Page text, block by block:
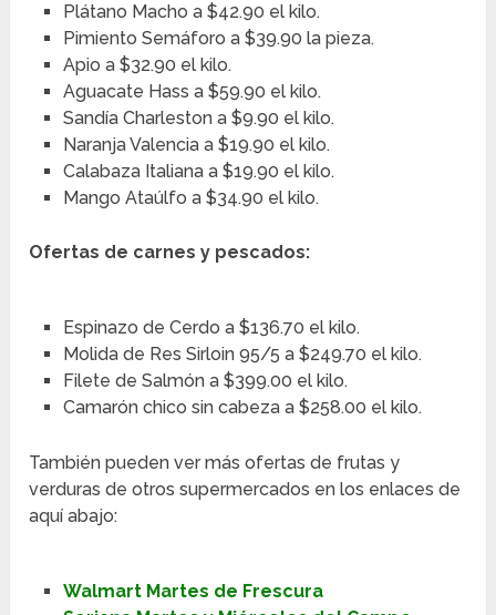
Plátano Macho a $42.90 el kilo.
Pimiento Semáforo a $39.90 la pieza.
Apio a $32.90 el kilo.
Aguacate Hass a $59.90 el kilo.
Sandía Charleston a $9.90 el kilo.
Naranja Valencia a $19.90 el kilo.
Calabaza Italiana a $19.90 el kilo.
Mango Ataúlfo a $34.90 el kilo.
Ofertas de carnes y pescados:
Espinazo de Cerdo a $136.70 el kilo.
Molida de Res Sirloin 95/5 a $249.70 el kilo.
Filete de Salmón a $399.00 el kilo.
Camarón chico sin cabeza a $258.00 el kilo.
También pueden ver más ofertas de frutas y
verduras de otros supermercados en los enlaces de
aquí abajo:
Walmart Martes de Frescura